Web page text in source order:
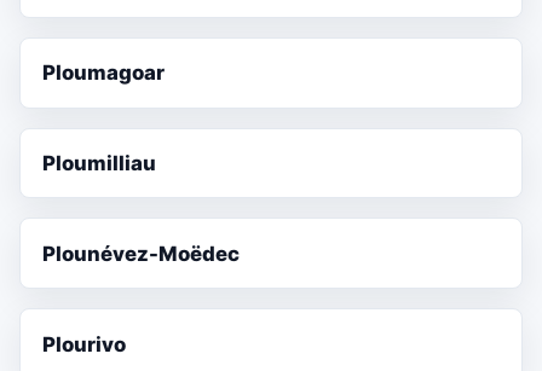
Ploumagoar
Ploumilliau
Plounévez-Moëdec
Plourivo